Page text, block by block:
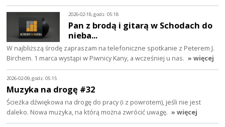
2026-02-18, godz. 05:18
Pan z brodą i gitarą w Schodach do
nieba...
W najbliższą środę zapraszam na telefoniczne spotkanie z Peterem J.
Birchem. 1 marca wystąpi w Piwnicy Kany, a wcześniej u nas. » więcej
2026-02-09, godz. 05:15
Muzyka na drogę #32
Ścieżka dźwiękowa na drogę do pracy (i z powrotem), jeśli nie jest
daleko. Nowa muzyka, na którą można zwrócić uwagę. » więcej